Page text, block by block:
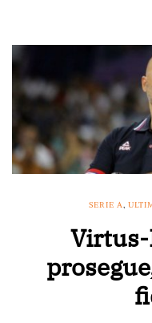
SERIE A,